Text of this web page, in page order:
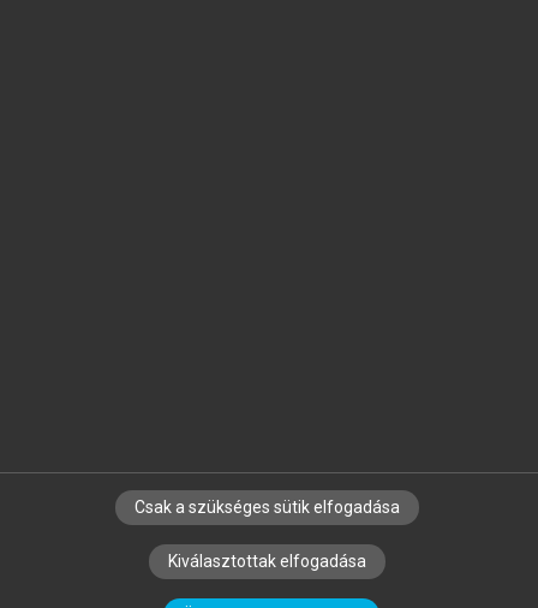
SZERZŐKNEK CÉGEKNEK KÖNYVTÁROSOKNAK
SZERKESZTÉSI ÉS LEKTORÁLÁSI ALAPELVEK
Csak a szükséges sütik elfogadása
Kiválasztottak elfogadása